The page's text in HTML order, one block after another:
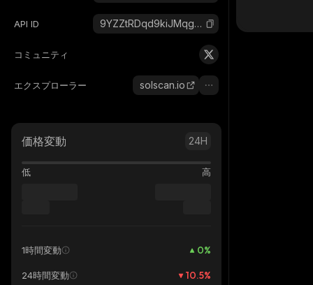
API ID 9YZZtRDqd9kiJMqgZ8XmFaE1mfK2T4kNpYgW1Nfn9rYV_solana
コミュニティ
エクスプローラー solscan.io
価格変動 24H
低 高
1時間変動 0%
24時間変動 10.5%